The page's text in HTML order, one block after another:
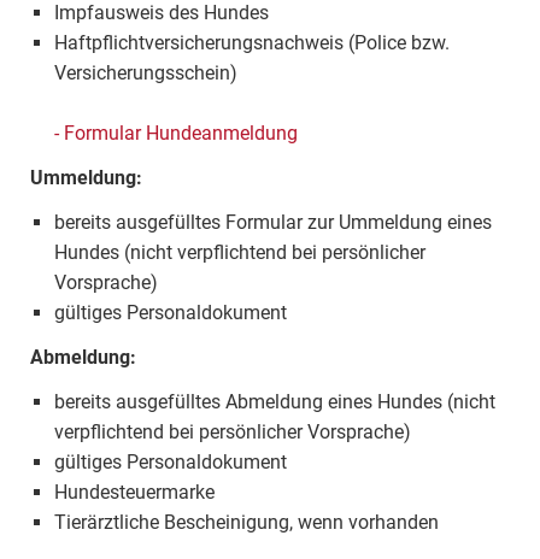
Impfausweis des Hundes
Haftpflichtversicherungsnachweis (Police bzw.
Versicherungsschein)
- Formular Hundeanmeldung
Ummeldung:
bereits ausgefülltes Formular zur Ummeldung eines
Hundes (nicht verpflichtend bei persönlicher
Vorsprache)
gültiges Personaldokument
Abmeldung:
bereits ausgefülltes Abmeldung eines Hundes (nicht
verpflichtend bei persönlicher Vorsprache)
gültiges Personaldokument
Hundesteuermarke
Tierärztliche Bescheinigung, wenn vorhanden